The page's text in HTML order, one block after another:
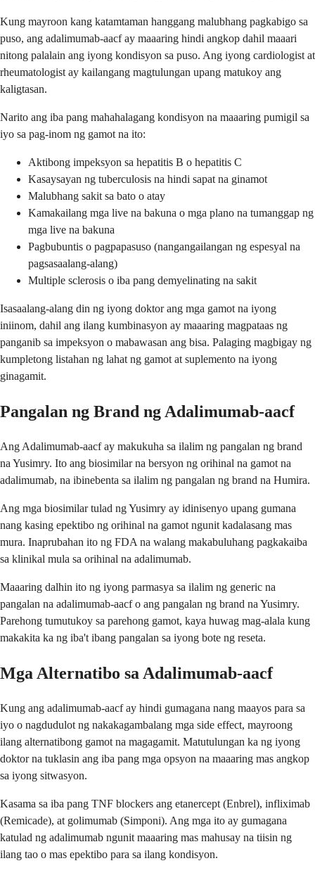
Kung mayroon kang katamtaman hanggang malubhang pagkabigo sa
puso, ang adalimumab-aacf ay maaaring hindi angkop dahil maaari
nitong palalain ang iyong kondisyon sa puso. Ang iyong cardiologist at
rheumatologist ay kailangang magtulungan upang matukoy ang
kaligtasan.
Narito ang iba pang mahahalagang kondisyon na maaaring pumigil sa
iyo sa pag-inom ng gamot na ito:
Aktibong impeksyon sa hepatitis B o hepatitis C
Kasaysayan ng tuberculosis na hindi sapat na ginamot
Malubhang sakit sa bato o atay
Kamakailang mga live na bakuna o mga plano na tumanggap ng
mga live na bakuna
Pagbubuntis o pagpapasuso (nangangailangan ng espesyal na
pagsasaalang-alang)
Multiple sclerosis o iba pang demyelinating na sakit
Isasaalang-alang din ng iyong doktor ang mga gamot na iyong
iniinom, dahil ang ilang kumbinasyon ay maaaring magpataas ng
panganib sa impeksyon o mabawasan ang bisa. Palaging magbigay ng
kumpletong listahan ng lahat ng gamot at suplemento na iyong
ginagamit.
Pangalan ng Brand ng Adalimumab-aacf
Ang Adalimumab-aacf ay makukuha sa ilalim ng pangalan ng brand
na Yusimry. Ito ang biosimilar na bersyon ng orihinal na gamot na
adalimumab, na ibinebenta sa ilalim ng pangalan ng brand na Humira.
Ang mga biosimilar tulad ng Yusimry ay idinisenyo upang gumana
nang kasing epektibo ng orihinal na gamot ngunit kadalasang mas
mura. Inaprubahan ito ng FDA na walang makabuluhang pagkakaiba
sa klinikal mula sa orihinal na adalimumab.
Maaaring dalhin ito ng iyong parmasya sa ilalim ng generic na
pangalan na adalimumab-aacf o ang pangalan ng brand na Yusimry.
Parehong tumutukoy sa parehong gamot, kaya huwag mag-alala kung
makakita ka ng iba't ibang pangalan sa iyong bote ng reseta.
Mga Alternatibo sa Adalimumab-aacf
Kung ang adalimumab-aacf ay hindi gumagana nang maayos para sa
iyo o nagdudulot ng nakakagambalang mga side effect, mayroong
ilang alternatibong gamot na magagamit. Matutulungan ka ng iyong
doktor na tuklasin ang iba pang mga opsyon na maaaring mas angkop
sa iyong sitwasyon.
Kasama sa iba pang TNF blockers ang etanercept (Enbrel), infliximab
(Remicade), at golimumab (Simponi). Ang mga ito ay gumagana
katulad ng adalimumab ngunit maaaring mas mahusay na tiisin ng
ilang tao o mas epektibo para sa ilang kondisyon.